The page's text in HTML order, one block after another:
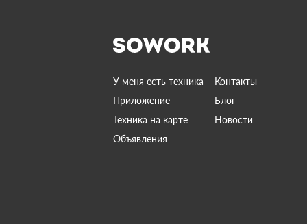
У меня есть техника
Контакты
Приложение
Блог
Техника на карте
Новости
Объявления